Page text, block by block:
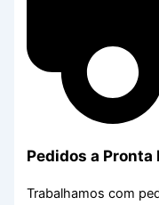
Pedidos a Pronta
Trabalhamos com